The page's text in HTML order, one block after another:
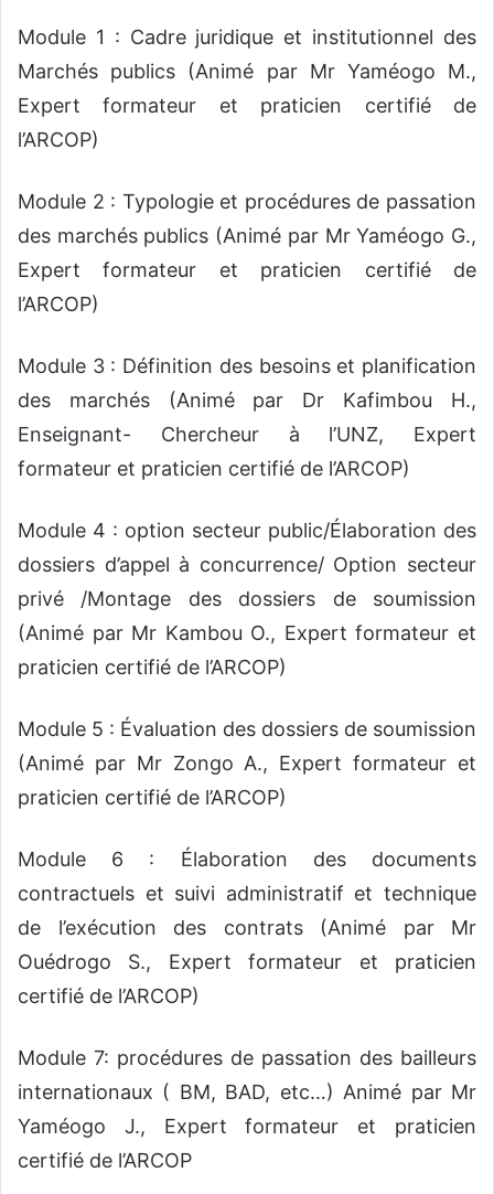
Module 1 : Cadre juridique et institutionnel des
Marchés publics (Animé par Mr Yaméogo M.,
Expert formateur et praticien certifié de
l’ARCOP)
Module 2 : Typologie et procédures de passation
des marchés publics (Animé par Mr Yaméogo G.,
Expert formateur et praticien certifié de
l’ARCOP)
Module 3 : Définition des besoins et planification
des marchés (Animé par Dr Kafimbou H.,
Enseignant- Chercheur à l’UNZ, Expert
formateur et praticien certifié de l’ARCOP)
Module 4 : option secteur public/Élaboration des
dossiers d’appel à concurrence/ Option secteur
privé /Montage des dossiers de soumission
(Animé par Mr Kambou O., Expert formateur et
praticien certifié de l’ARCOP)
Module 5 : Évaluation des dossiers de soumission
(Animé par Mr Zongo A., Expert formateur et
praticien certifié de l’ARCOP)
Module 6 : Élaboration des documents
contractuels et suivi administratif et technique
de l’exécution des contrats (Animé par Mr
Ouédrogo S., Expert formateur et praticien
certifié de l’ARCOP)
Module 7: procédures de passation des bailleurs
internationaux ( BM, BAD, etc…) Animé par Mr
Yaméogo J., Expert formateur et praticien
certifié de l’ARCOP